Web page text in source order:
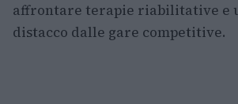
affrontare terapie riabilitative e
distacco dalle gare competitive.